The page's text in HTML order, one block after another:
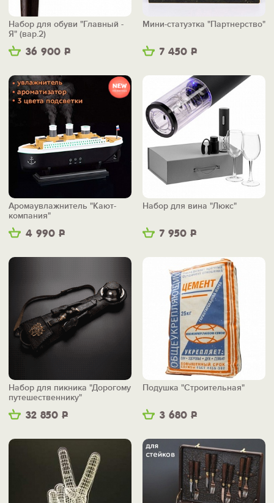
36 900 Р
Набор для обуви "Главный -
Я" (вар.2)
7 450 Р
Мини-статуэтка "Партнерство"
4 990 Р
Аромаувлажнитель "Кают-
компания"
7 950 Р
Набор для вина "Люкс"
32 850 Р
Набор для пикника "Дорогому
путешественнику"
3 680 Р
Подушка "Строительная"